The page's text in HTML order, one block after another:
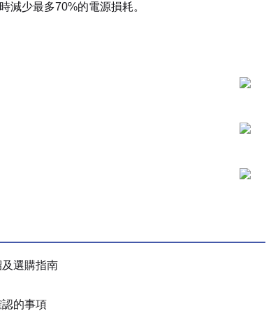
減少最多70%的電源損耗。
選購指南
的事項